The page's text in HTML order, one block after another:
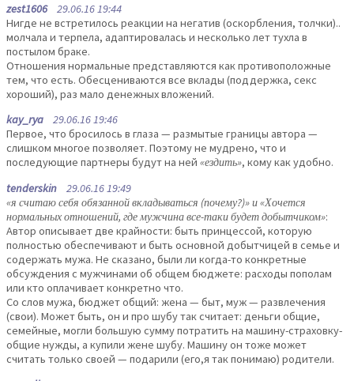
zest160629.06.16 19:44
Нигде не встретилось реакции на негатив (оскорбления, толчки)..
молчала и терпела, адаптировалась и несколько лет тухла в
постылом браке.
Отношения нормальные представляются как противоположные
тем, что есть. Обесцениваются все вклады (поддержка, секс
хороший), раз мало денежных вложений.
kay_rya 29.06.16 19:46
Первое, что бросилось в глаза — размытые границы автора —
слишком многое позволяет. Поэтому не мудрено, что и
последующие партнеры будут на ней «ездить», кому как удобно.
tenderskin 29.06.16 19:49
«я считаю себя обязанной вкладываться (почему?)» и «Хочется
нормальных отношений, где мужчина все-таки будет добытчиком»:
Автор описывает две крайности: быть принцессой, которую
полностью обеспечивают и быть основной добытчицей в семье и
содержать мужа. Не сказано, были ли когда-то конкретные
обсуждения с мужчинами об общем бюджете: расходы пополам
или кто оплачивает конкретно что.
Со слов мужа, бюджет общий: жена — быт, муж — развлечения
(свои). Может быть, он и про шубу так считает: деньги общие,
семейные, могли большую сумму потратить на машину-страховку-
общие нужды, а купили жене шубу. Машину он тоже может
считать только своей — подарили (его,я так понимаю) родители.